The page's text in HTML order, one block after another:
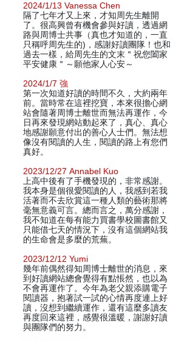
2024/1/13 Vanessa Chen
隔了七年才又上來，才知周先生離開
了。很高興曾有機會參與好讀，透過網
路與周博士共事（真也才知道的，一直
只稱呼周先生的)，感謝好讀團隊！也和
過去一樣，給周先生的文末＂祝您闔家
平安健康＂～願他家人心安～
2024/1/7 強
第一次知道好讀的時間不久，大約兩年
前。當時常在這裡挖寶，本來很擔心網
站會隨著周博士離世而無法再運作，今
日再來發現網站動起來了，真心、真心
地感謝願意付出的善心人士們。無法想
像沒有閱讀的人生，閱讀的路上有您們
真好。
2023/12/27 Annabel Kuo
上高中後有了手機發現的，非常感謝。
我本身是個很愛閱讀的人，我感到若我
活著而不去欣賞這一種人類的藝術那將
毫無意義可言。總而言之，萬分感謝，
我不知道在每有能力買書學校圖書館又
只能借七天的情況下，沒有這個網站我
的生命會是多麼的荒蕪。
2023/12/12 Yumi
幾年前偶然得知周博士離世的消息，來
到好讀網站總會覺得有點悵然，也以為
不會再運作了。今年為老父親添購電子
閱讀器，抱著試一試的心情再度連上好
讀，沒想到繼續運作，還有這麼多讀友
再度回來這裡，感覺很溫暖，謝謝好讀
與團隊們的努力。